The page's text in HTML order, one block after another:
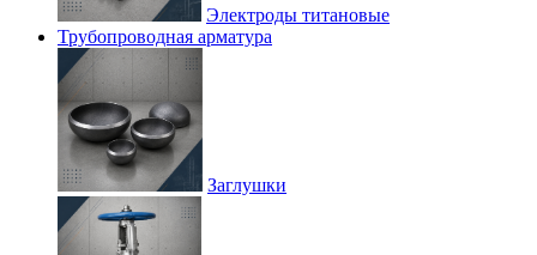
Электроды титановые
Трубопроводная арматура
Заглушки